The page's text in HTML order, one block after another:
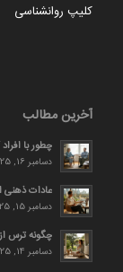
کلیپ روانشناسی
آخرین مطالب
چطور با
دسامبر 16, 2025 - 12:00 ب.ظ
عادات ذهنی
دسامبر 15, 2025 - 10:58 ب.ظ
چگونه ترس
دسامبر 14, 2025 - 10:54 ب.ظ